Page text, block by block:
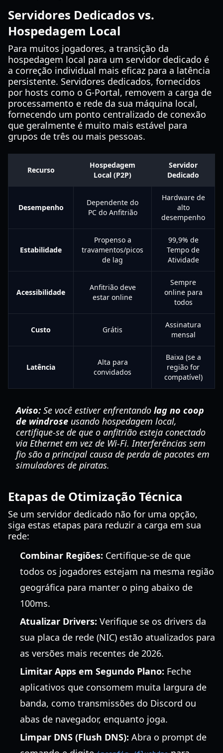
Servidores Dedicados vs.
Hospedagem Local
Para muitos jogadores, a transição da
hospedagem local para um servidor dedicado é
a correção individual mais eficaz para a latência
persistente. Servidores dedicados, fornecidos
por hosts como o G-Portal, removem a carga de
processamento e rede da sua máquina local,
fornecendo um ponto centralizado de conexão
que geralmente é muito mais estável para
grupos de três ou mais pessoas.
Recurso
Hospedagem
Local (P2P)
Servidor
Dedicado
Desempenho
Dependente do
PC do Anfitrião
Hardware de
alto
desempenho
Estabilidade
Propenso a
travamentos/picos
de lag
99,9% de
Tempo de
Atividade
Acessibilidade
Anfitrião deve
estar online
Sempre
online para
todos
Custo Grátis
Assinatura
mensal
Latência
Alta para
convidados
Baixa (se a
região for
compatível)
Aviso: Se você estiver enfrentando lag no coop
de windrose usando hospedagem local,
certifique-se de que o anfitrião esteja conectado
via Ethernet em vez de Wi-Fi. Interferências sem
fio são a principal causa de perda de pacotes em
simuladores de piratas.
Etapas de Otimização Técnica
Se um servidor dedicado não for uma opção,
siga estas etapas para reduzir a carga em sua
rede:
Combinar Regiões: Certifique-se de que
todos os jogadores estejam na mesma região
geográfica para manter o ping abaixo de
100ms.
Atualizar Drivers: Verifique se os drivers da
sua placa de rede (NIC) estão atualizados para
as versões mais recentes de 2026.
Limitar Apps em Segundo Plano: Feche
aplicativos que consomem muita largura de
banda, como transmissões do Discord ou
abas de navegador, enquanto joga.
Limpar DNS (Flush DNS): Abra o prompt de